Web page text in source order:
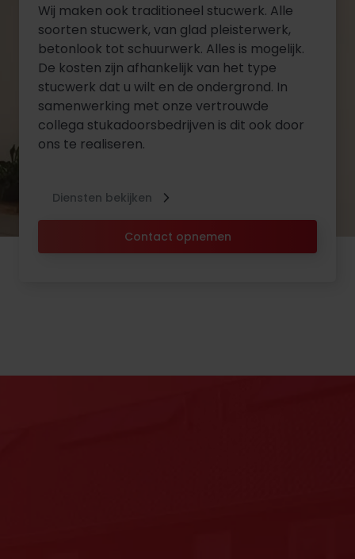
Wij maken ook traditioneel stucwerk. Alle
soorten stucwerk, van glad pleisterwerk,
betonlook tot schuurwerk. Alles is mogelijk.
De kosten zijn afhankelijk van het type
stucwerk dat u wilt en de ondergrond. In
samenwerking met onze vertrouwde
collega stukadoorsbedrijven is dit ook door
ons te realiseren.
Contact opnemen
Diensten bekijken